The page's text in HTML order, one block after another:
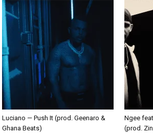
Luciano — Push It (prod. Geenaro &
Ghana Beats)
Ngee
(prod.